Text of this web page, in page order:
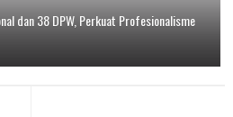
dan 38 DPW, Perkuat Profesionalisme